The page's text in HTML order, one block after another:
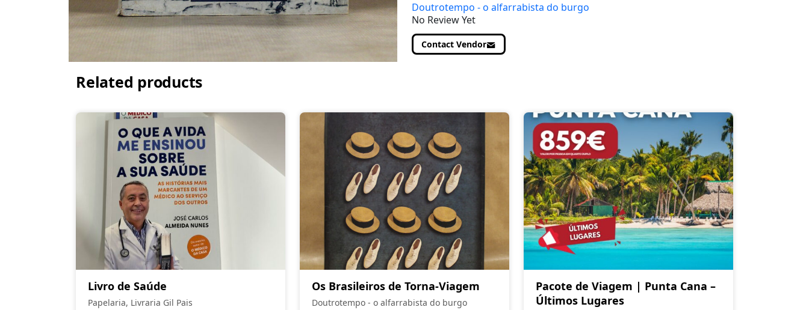
Doutrotempo - o alfarrabista do burgo
No Review Yet
Contact Vendor
Related products
Livro de Saúde
Papelaria, Livraria Gil Pais
Os Brasileiros de Torna-Viagem
Doutrotempo - o alfarrabista do burgo
Pacote de Viagem | Punta Cana –
Últimos Lugares